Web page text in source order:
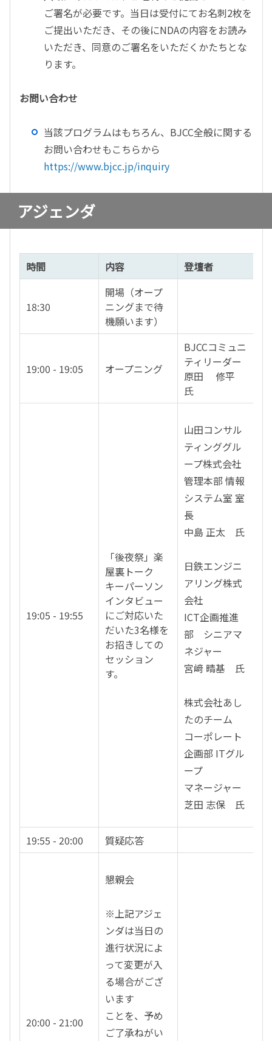
ご署名が必要です。当日は受付にてお名刺2枚を
ご提出いただき、その後にNDAの内容をお読み
いただき、同意のご署名をいただくかたちとな
ります。
お問い合わせ
当該プログラムはもちろん、BJCC全般に関する
お問い合わせもこちらから
https://www.bjcc.jp/inquiry
アジェンダ
時間 内容 登壇者
18:30
開場（オープ
ニングまで待
機願います）
19:00 - 19:05 オープニング
BJCCコミュニ
ティリーダー
原田 修平
氏
19:05 - 19:55
「後夜祭」楽
屋裏トーク
キーパーソン
インタビュー
にご対応いた
だいた3名様を
お招きしての
セッション
す。
山田コンサル
ティンググル
ープ株式会社
管理本部 情報
システム室 室
長
中島 正太 氏
日鉄エンジニ
アリング株式
会社
ICT企画推進
部 シニアマ
ネジャー
宮﨑 晴基 氏
株式会社あし
たのチーム
コーポレート
企画部 ITグル
ープ
マネージャー
芝田 志保 氏
19:55 - 20:00 質疑応答
20:00 - 21:00
懇親会
※上記アジェ
ンダは当日の
進行状況によ
って変更が入
る場合がござ
います
ことを、予め
ご了承ねがい